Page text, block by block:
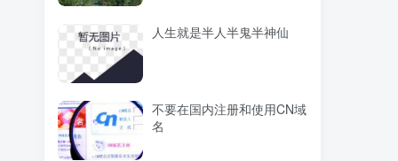
人生就是半人半鬼半神仙
不要在国内注册和使用CN域
名